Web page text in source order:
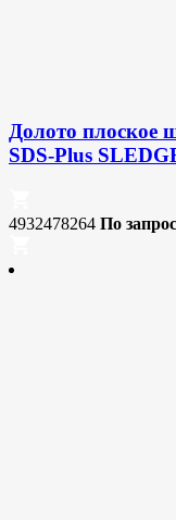
Долото плоское
SDS-Plus
4932478264 По